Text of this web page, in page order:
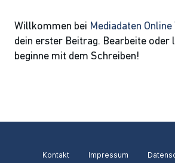
Willkommen bei Mediadaten Online
dein erster Beitrag. Bearbeite oder
beginne mit dem Schreiben!
Kontakt Impressum